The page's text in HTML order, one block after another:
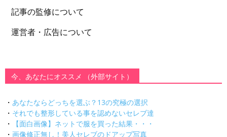
記事の監修について
運営者・広告について
今、あなたにオススメ （外部サイト）
・ あなたならどっちを選ぶ？13の究極の選択
・ それでも整形している事を認めないセレブ達
・
【面白画像】ネットで服を買った結果・・・
・ 画像修正無し！美人セレブのドアップ写真